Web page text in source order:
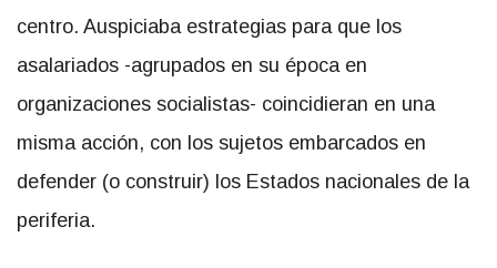
centro. Auspiciaba estrategias para que los
asalariados -agrupados en su época en
organizaciones socialistas- coincidieran en una
misma acción, con los sujetos embarcados en
defender (o construir) los Estados nacionales de la
periferia.